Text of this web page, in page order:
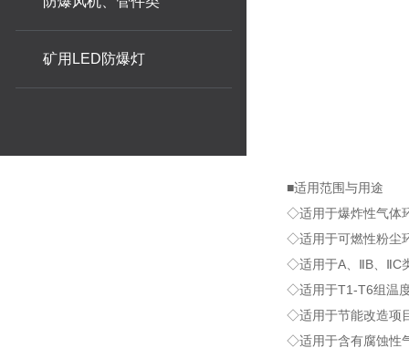
■适用范围与用途
◇适用于爆炸性气体
◇适用于可燃性粉尘
◇适用于A、ⅡB、ⅡC
◇适用于T1-T6组温
◇适用于节能改造项
◇适用于含有腐蚀性
矿用LED防爆灯